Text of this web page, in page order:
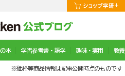
本 学習参考書・語学 趣味・実用 教
※価格等商品情報は記事公開時点のものです